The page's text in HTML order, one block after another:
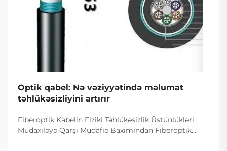
Optik qabel: Nə vəziyyətində məlumat
təhlükəsizliyini artırır
Fiberoptik Kabelin Fiziki Təhlükəsizlik Üstünlükləri:
Müdaxiləyə Qarşı Müdafiə Baxımından Fiberoptik